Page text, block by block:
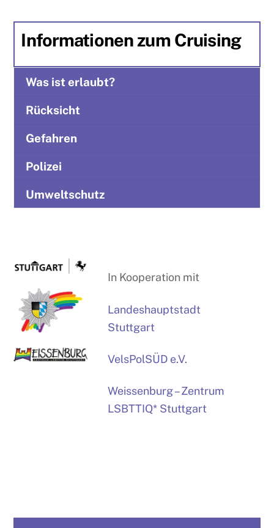
Informationen zum Cruising
Was ist erlaubt?
Rücksicht
Gefahren
Polizei
Umweltschutz
In Kooperation mit
Landeshauptstadt
Stuttgart
VelsPolSÜD e.V.
Weissenburg – Zentrum
LSBTTIQ* Stuttgart